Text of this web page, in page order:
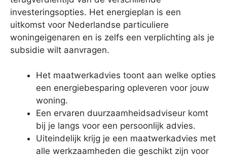
investeringsopties. Het energieplan is een
uitkomst voor Nederlandse particuliere
woningeigenaren en is zelfs een verplichting als je
subsidie wilt aanvragen.
Het maatwerkadvies toont aan welke opties
een energiebesparing opleveren voor jouw
woning.
Een ervaren duurzaamheidsadviseur komt
bij je langs voor een persoonlijk advies.
Uiteindelijk krijg je een maatwerkadvies met
alle werkzaamheden die geschikt zijn voor